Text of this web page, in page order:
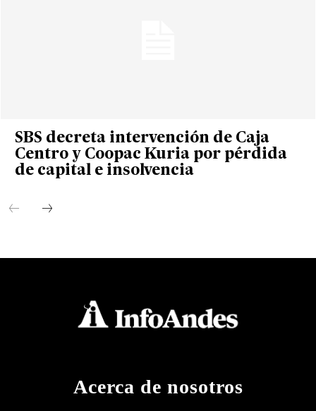
SBS decreta intervención de Caja
Centro y Coopac Kuria por pérdida
de capital e insolvencia
Acerca de nosotros